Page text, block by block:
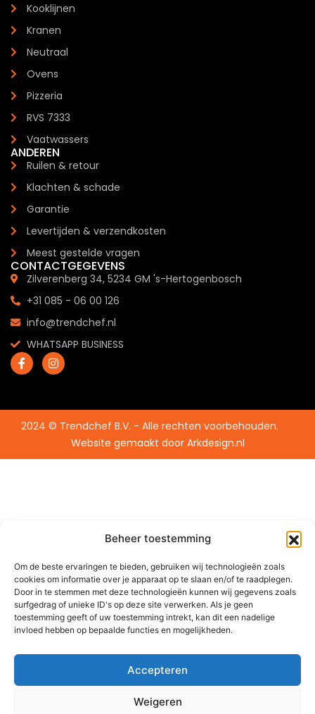
Beheer toestemming
Om de beste ervaringen te bieden, gebruiken wij technologieën zoals
cookies om informatie over je apparaat op te slaan en/of te raadplegen.
Door in te stemmen met deze technologieën kunnen wij gegevens zoals
surfgedrag of unieke ID's op deze site verwerken. Als je geen
toestemming geeft of uw toestemming intrekt, kan dit een nadelige
invloed hebben op bepaalde functies en mogelijkheden.
Accepteren
Weigeren
Kooklijnen
Kranen
Neutraal
Ovens
Pizzeria
RVS 7333
Vaatwassers
ANDEREN
Ruilen & retour
Klachten & schade
Garantie
Levertijden & verzendkosten
Meest gestelde vragen
CONTACTGEGEVENS
Zilverenberg 34, 5234 GM 's-Hertogenbosch
+31 085 - 06 00 126
info@trendchef.nl
WHATSAPP BUSINESS
2024 © Trendchef B.V. - Alle rechten voorbehouden.
Website gemaakt door Arkdesign.nl